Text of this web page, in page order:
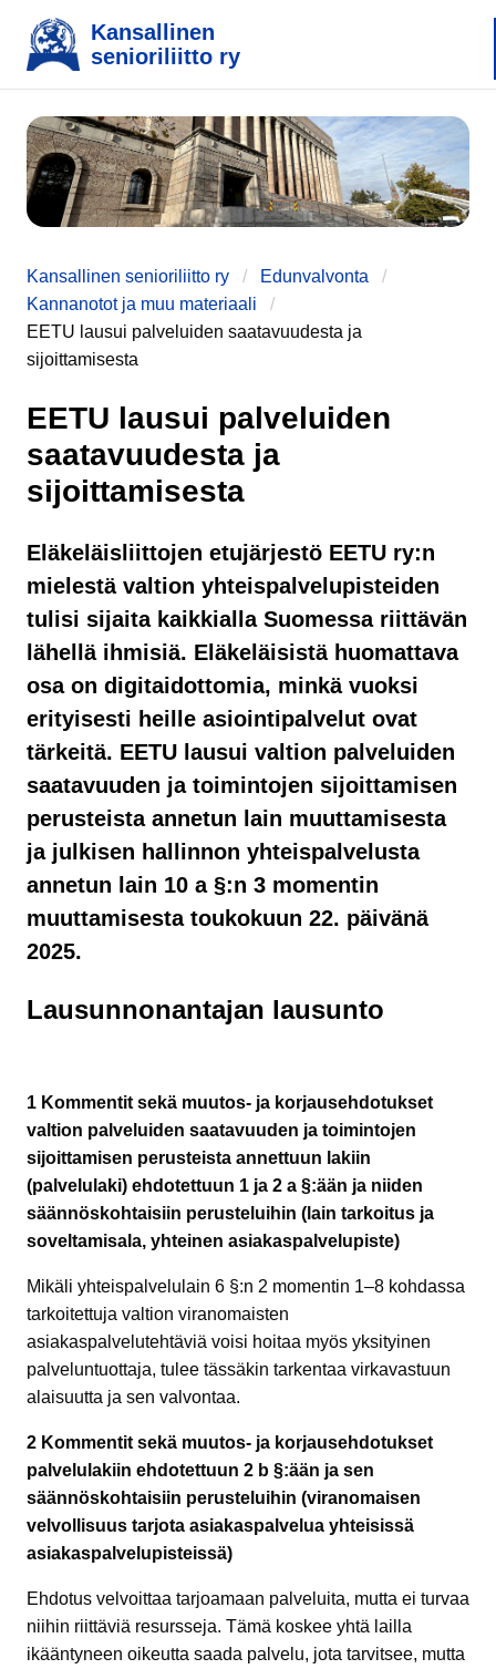
Kansallinen
senioriliitto ry
Kansallinen senioriliitto ry
Edunvalvonta
Kannanotot ja muu materiaali
EETU lausui palveluiden saatavuudesta ja
sijoittamisesta
EETU lausui palveluiden
saatavuudesta ja
sijoittamisesta
Eläkeläisliittojen etujärjestö EETU ry:n
mielestä valtion yhteispalvelupisteiden
tulisi sijaita kaikkialla Suomessa riittävän
lähellä ihmisiä. Eläkeläisistä huomattava
osa on digitaidottomia, minkä vuoksi
erityisesti heille asiointipalvelut ovat
tärkeitä. EETU lausui valtion palveluiden
saatavuuden ja toimintojen sijoittamisen
perusteista annetun lain muuttamisesta
ja julkisen hallinnon yhteispalvelusta
annetun lain 10 a §:n 3 momentin
muuttamisesta toukokuun 22. päivänä
2025.
Lausunnonantajan lausunto
1 Kommentit sekä muutos- ja korjausehdotukset
valtion palveluiden saatavuuden ja toimintojen
sijoittamisen perusteista annettuun lakiin
(palvelulaki) ehdotettuun 1 ja 2 a §:ään ja niiden
säännöskohtaisiin perusteluihin (lain tarkoitus ja
soveltamisala, yhteinen asiakaspalvelupiste)
Mikäli yhteispalvelulain 6 §:n 2 momentin 1–8 kohdassa
tarkoitettuja valtion viranomaisten
asiakaspalvelutehtäviä voisi hoitaa myös yksityinen
palveluntuottaja, tulee tässäkin tarkentaa virkavastuun
alaisuutta ja sen valvontaa.
2 Kommentit sekä muutos- ja korjausehdotukset
palvelulakiin ehdotettuun 2 b §:ään ja sen
säännöskohtaisiin perusteluihin (viranomaisen
velvollisuus tarjota asiakaspalvelua yhteisissä
asiakaspalvelupisteissä)
Ehdotus velvoittaa tarjoamaan palveluita, mutta ei turvaa
niihin riittäviä resursseja. Tämä koskee yhtä lailla
ikääntyneen oikeutta saada palvelu, jota tarvitsee, mutta